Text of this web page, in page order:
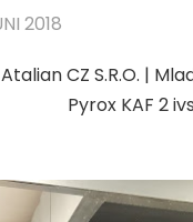
2018
Atalian CZ S.R.O. |
Pyrox KAF 2